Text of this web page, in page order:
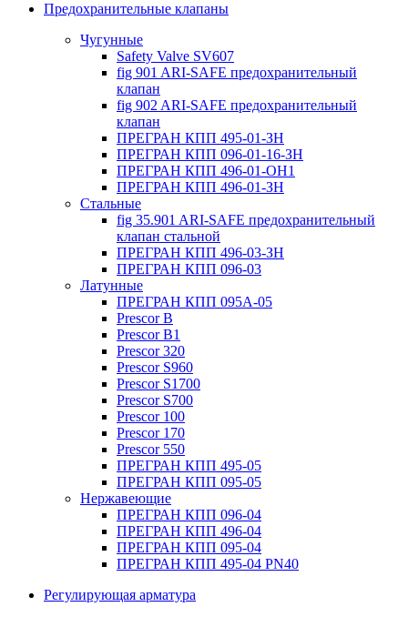
Предохранительные клапаны
Чугунные
Safety Valve SV607
fig 901 ARI-SAFE предохранительный
клапан
fig 902 ARI-SAFE предохранительный
клапан
ПРЕГРАН КПП 495-01-ЗН
ПРЕГРАН КПП 096-01-16-ЗН
ПРЕГРАН КПП 496-01-ОН1
ПРЕГРАН КПП 496-01-ЗН
Стальные
fig 35.901 ARI-SAFE предохранительный
клапан стальной
ПРЕГРАН КПП 496-03-ЗН
ПРЕГРАН КПП 096-03
Латунные
ПРЕГРАН КПП 095А-05
Prescor B
Prescor B1
Prescor 320
Prescor S960
Prescor S1700
Prescor S700
Prescor 100
Prescor 170
Prescor 550
ПРЕГРАН КПП 495-05
ПРЕГРАН КПП 095-05
Нержавеющие
ПРЕГРАН КПП 096-04
ПРЕГРАН КПП 496-04
ПРЕГРАН КПП 095-04
ПРЕГРАН КПП 495-04 PN40
Регулирующая арматура